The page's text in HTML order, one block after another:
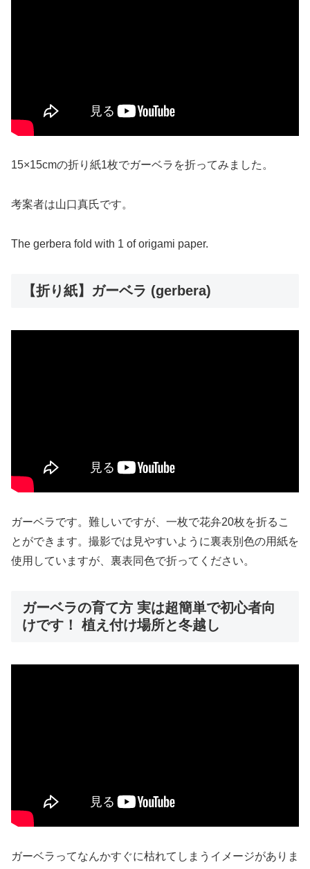
15×15cmの折り紙1枚でガーベラを折ってみました。
考案者は山口真氏です。
The gerbera fold with 1 of origami paper.
【折り紙】ガーベラ (gerbera)
ガーベラです。難しいですが、一枚で花弁20枚を折るこ
とができます。撮影では見やすいように裏表別色の用紙を
使用していますが、裏表同色で折ってください。
ガーベラの育て方 実は超簡単で初心者向
けです！ 植え付け場所と冬越し
ガーベラってなんかすぐに枯れてしまうイメージがありま